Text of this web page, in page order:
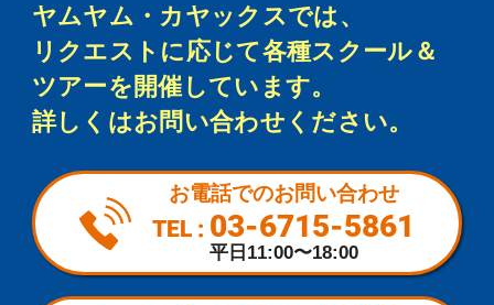
ヤムヤム・カヤックスでは、
リクエストに応じて各種スクール＆
ツアーを開催しています。
詳しくはお問い合わせください。
お電話でのお問い合わせ
TEL : 03-6715-5861
平日11:00〜18:00